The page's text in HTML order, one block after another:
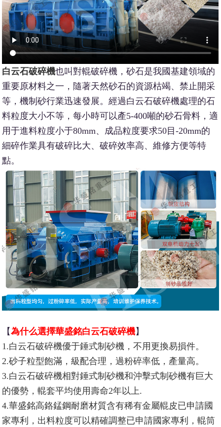
白云石破碎機也叫對輥破碎機，砂石是我國基建領域的
重要原材料之一，隨著天然砂石的資源枯竭、禁止開采
等，機制砂行業迅速發展。經過白云石破碎機處理的石
料粒度大小不等，每小時可以產5-400噸的砂石骨料，適
用于進料粒度小于80mm、成品粒度要求50目-20mm的
細碎作業具有破碎比大、破碎效率高、維修方便等特
點。
【為什么選擇華盛銘白云石破碎機】
1.白云石破碎機優于錘式制砂機，不用更換易損件。
2.砂子粒型飽滿，級配合理，過粉碎率低，產量高。
3.白云石破碎機相對錘式制砂機和沖擊式制砂機有巨大
的優勢，輥套平均使用壽命2年以上.
4.華盛銘高鉻錳鋼耐磨材質含有稀有金屬輥皮已申請國
家專利，出料粒度可以精確調整已申請國家專利，輥筒